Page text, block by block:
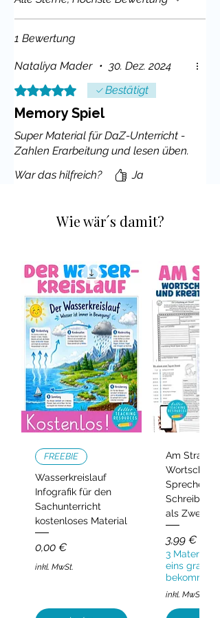
1 Bewertung
Nataliya Mader • 30. Dez. 2024
Mit 5 von 5 Sternen bewertet.
Bestätigt
Memory Spiel
Super Material für DaZ-Unterricht -
Zahlen Erarbeitung und lesen üben.
War das hilfreich?
Ja
Wie wär´s damit?
FREEBIE
Wasserkreislauf
Infografik für den
Sachunterricht
kostenloses Material
Preis
0,00 €
inkl. MwSt.
Am Strand –
Wortschatz,
Sprechen
Schreiben |
als
Preis
3,99 €
3
eins gratis
bekommen!
inkl. MwSt.